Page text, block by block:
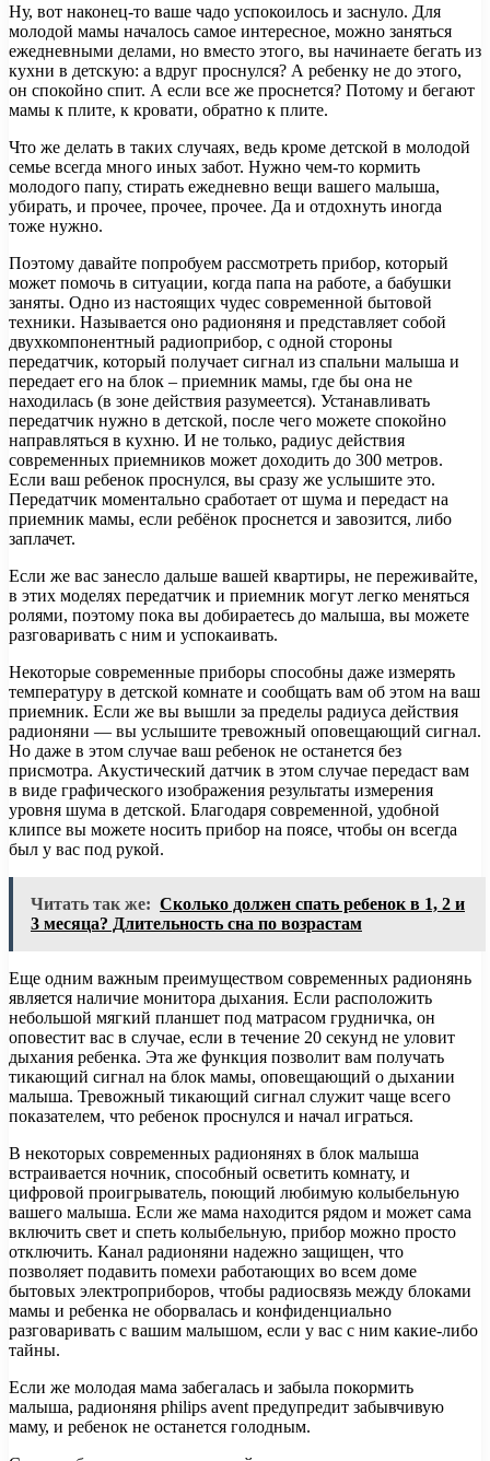
Ну, вот наконец-то ваше чадо успокоилось и заснуло. Для
молодой мамы началось самое интересное, можно заняться
ежедневными делами, но вместо этого, вы начинаете бегать из
кухни в детскую: а вдруг проснулся? А ребенку не до этого,
он спокойно спит. А если все же проснется? Потому и бегают
мамы к плите, к кровати, обратно к плите.
Что же делать в таких случаях, ведь кроме детской в молодой
семье всегда много иных забот. Нужно чем-то кормить
молодого папу, стирать ежедневно вещи вашего малыша,
убирать, и прочее, прочее, прочее. Да и отдохнуть иногда
тоже нужно.
Поэтому давайте попробуем рассмотреть прибор, который
может помочь в ситуации, когда папа на работе, а бабушки
заняты. Одно из настоящих чудес современной бытовой
техники. Называется оно радионяня и представляет собой
двухкомпонентный радиоприбор, с одной стороны
передатчик, который получает сигнал из спальни малыша и
передает его на блок – приемник мамы, где бы она не
находилась (в зоне действия разумеется). Устанавливать
передатчик нужно в детской, после чего можете спокойно
направляться в кухню. И не только, радиус действия
современных приемников может доходить до 300 метров.
Если ваш ребенок проснулся, вы сразу же услышите это.
Передатчик моментально сработает от шума и передаст на
приемник мамы, если ребёнок проснется и завозится, либо
заплачет.
Если же вас занесло дальше вашей квартиры, не переживайте,
в этих моделях передатчик и приемник могут легко меняться
ролями, поэтому пока вы добираетесь до малыша, вы можете
разговаривать с ним и успокаивать.
Некоторые современные приборы способны даже измерять
температуру в детской комнате и сообщать вам об этом на ваш
приемник. Если же вы вышли за пределы радиуса действия
радионяни — вы услышите тревожный оповещающий сигнал.
Но даже в этом случае ваш ребенок не останется без
присмотра. Акустический датчик в этом случае передаст вам
в виде графического изображения результаты измерения
уровня шума в детской. Благодаря современной, удобной
клипсе вы можете носить прибор на поясе, чтобы он всегда
был у вас под рукой.
Читать так же: Сколько должен спать ребенок в 1, 2 и
3 месяца? Длительность сна по возрастам
Еще одним важным преимуществом современных радионянь
является наличие монитора дыхания. Если расположить
небольшой мягкий планшет под матрасом грудничка, он
оповестит вас в случае, если в течение 20 секунд не уловит
дыхания ребенка. Эта же функция позволит вам получать
тикающий сигнал на блок мамы, оповещающий о дыхании
малыша. Тревожный тикающий сигнал служит чаще всего
показателем, что ребенок проснулся и начал играться.
В некоторых современных радионянях в блок малыша
встраивается ночник, способный осветить комнату, и
цифровой проигрыватель, поющий любимую колыбельную
вашего малыша. Если же мама находится рядом и может сама
включить свет и спеть колыбельную, прибор можно просто
отключить. Канал радионяни надежно защищен, что
позволяет подавить помехи работающих во всем доме
бытовых электроприборов, чтобы радиосвязь между блоками
мамы и ребенка не оборвалась и конфиденциально
разговаривать с вашим малышом, если у вас с ним какие-либо
тайны.
Если же молодая мама забегалась и забыла покормить
малыша, радионяня philips avent предупредит забывчивую
маму, и ребенок не останется голодным.